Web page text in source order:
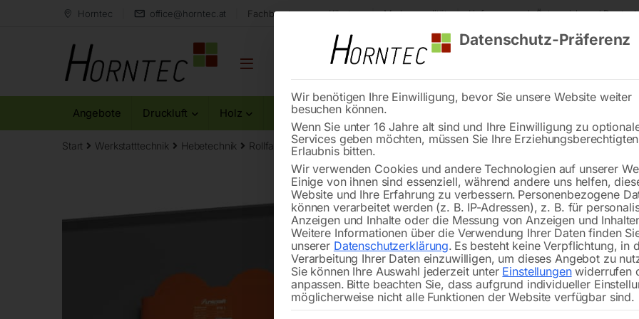
Horntec office@horntec.at Fachberatung aus Kärnten Markenqualität Lieferung nach Österreich und
Angebote Druckluft Holz Metall Reinigung
Start Werkstatttechnik Hebetechnik Rollfahrwerk RFW 0.5
🔍
Mit 500 kg Tragkraft maximal
Datenschutz-Präferenz
Wir benötigen Ihre Einwilligung, bevor Sie unsere Website weiter
besuchen können.
Wenn Sie unter 16 Jahre alt sind und Ihre Einwilligung zu
Services geben möchten, müssen Sie Ihre
Erlaubnis bitten.
Wir verwenden Cookies und andere Technologien auf unserer
Einige von ihnen sind essenziell, während andere uns helfen,
Website und Ihre Erfahrung zu verbessern. Personenbezogene
können verarbeitet werden (z. B. IP-Adressen), z. B. für
Anzeigen und Inhalte oder die Messung von Anzeigen und
Weitere Informationen über die Verwendung Ihrer Daten finden
unserer Datenschutzerklärung. Es besteht keine Verpflichtung, in
Verarbeitung Ihrer Daten einzuwilligen, um dieses Angebot zu
Sie können Ihre Auswahl jederzeit unter Einstellungenwiderrufen
anpassen. Bitte beachten Sie, dass aufgrund individueller
möglicherweise nicht alle Funktionen der Website verfügbar sind.